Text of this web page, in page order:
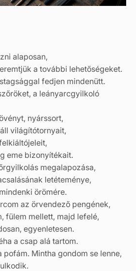
alaposan,
a további lehetőségeket.
fedjen mindenütt.
a leányarcgyilkoló
nyárssort,
világítótornyait,
eme bizonyítékait.
megalapozása,
letéteménye,
örömére.
az örvendező pengének,
fülem mellett, majd lefelé,
egyenletesen.
a csap alá tartom.
pofám. Mintha gondom se lenne,